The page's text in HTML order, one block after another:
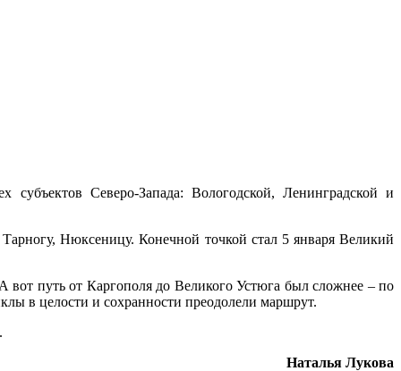
Северо-Запада: Вологодской, Ленинградской и
Нюксеницу. Конечной точкой стал 5 января Великий
вот путь от Каргополя до Великого Устюга был сложнее – по
в целости и сохранности преодолели маршрут.
Наталья Лукова